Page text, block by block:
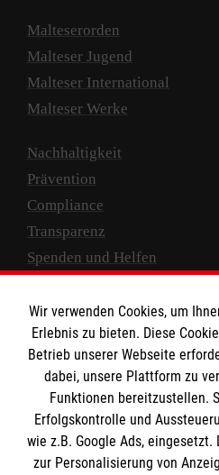
Malteserorden
Malteser Jugend
Malteser International
Malteser Werke
Nachhaltigkeit
Prävention
Compliance
Transparenz
Spenden und Helfen
Empfänger: Malteser
IBAN: DE10 3706 0120
BIC: GENODED 1PA7
Wir verwenden Cookies, um
Erlebnis zu bieten. Diese
Betrieb unserer Webseite
dabei, unsere Plattform zu
Funktionen bereitzustellen.
Erfolgskontrolle und
wie z.B. Google Ads, eingesetzt.
zur Personalisierung von